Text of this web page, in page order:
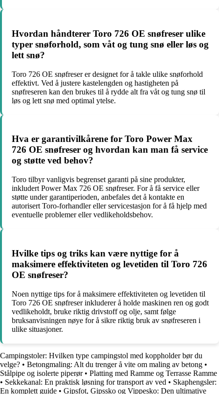
Hvordan håndterer Toro 726 OE snøfreser ulike
typer snøforhold, som våt og tung snø eller løs og
lett snø?
Toro 726 OE snøfreser er designet for å takle ulike snøforhold
effektivt. Ved å justere kastelengden og hastigheten på
snøfreseren kan den brukes til å rydde alt fra våt og tung snø til
løs og lett snø med optimal ytelse.
Hva er garantivilkårene for Toro Power Max
726 OE snøfreser og hvordan kan man få service
og støtte ved behov?
Toro tilbyr vanligvis begrenset garanti på sine produkter,
inkludert Power Max 726 OE snøfreser. For å få service eller
støtte under garantiperioden, anbefales det å kontakte en
autorisert Toro-forhandler eller servicestasjon for å få hjelp med
eventuelle problemer eller vedlikeholdsbehov.
Hvilke tips og triks kan være nyttige for å
maksimere effektiviteten og levetiden til Toro 726
OE snøfreser?
Noen nyttige tips for å maksimere effektiviteten og levetiden til
Toro 726 OE snøfreser inkluderer å holde maskinen ren og godt
vedlikeholdt, bruke riktig drivstoff og olje, samt følge
bruksanvisningen nøye for å sikre riktig bruk av snøfreseren i
ulike situasjoner.
Campingstoler: Hvilken type campingstol med koppholder bør du
velge? • Betongmaling: Alt du trenger å vite om maling av betong •
Stålpipe og isolerte piperør• Platting med Ramme og Terrasse Ramme
• Sekkekanal: En praktisk løsning for transport av ved • Skaphengsler:
En komplett guide • Gipsfot, Gipssko og Vippesko: Den ultimative